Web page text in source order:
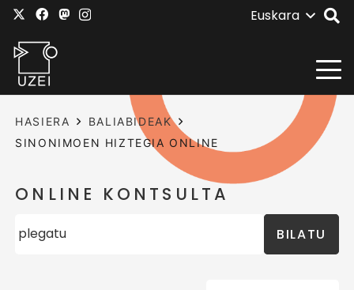
Euskara
HASIERA
BALIABIDEAK
SINONIMOEN HIZTEGIA ONLINE
ONLINE KONTSULTA
BILATU